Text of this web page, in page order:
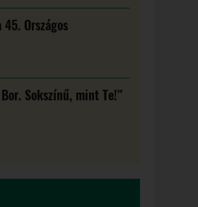
Országos
Sokszínű, mint Te!”